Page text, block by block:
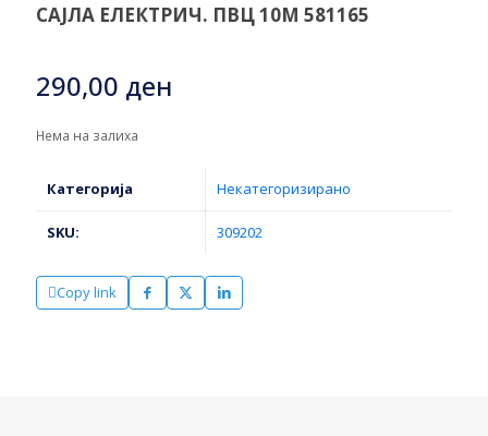
САЈЛА ЕЛЕКТРИЧ. ПВЦ 10М 581165
290,00 ден
Нема на залиха
Категорија Некатегоризирано
SKU: 309202
Copy link